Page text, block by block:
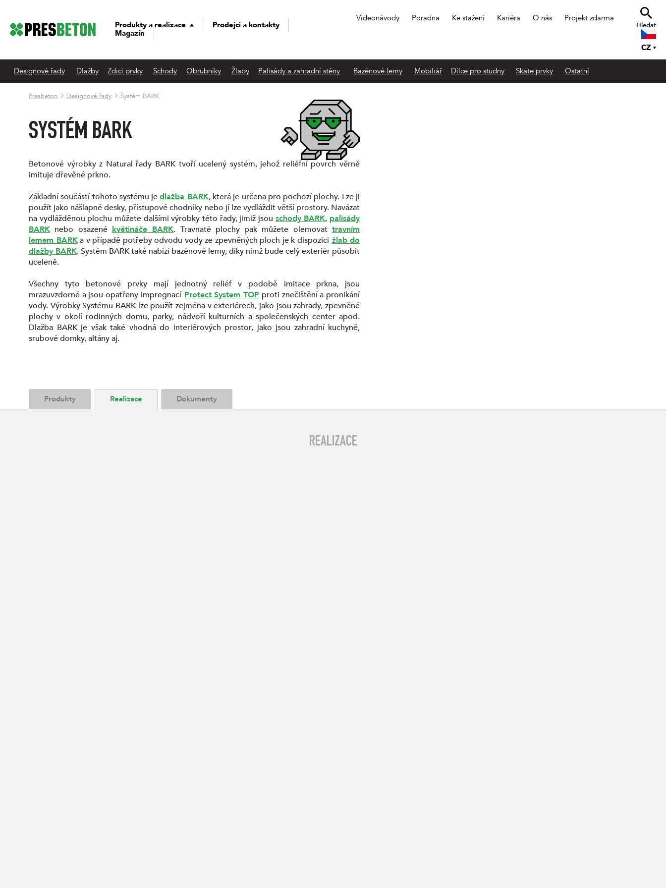
Produkty a realizace
Prodejci a kontakty
Magazín
Videonávody Poradna Ke stažení Kariéra O nás Projekt zdarma
Hledat
CZ
Designové řady Dlažby Zdicí prvky Schody Obrubníky Žlaby Palisády a zahradní stěny Bazénové lemy Mobiliář Dílce pro studny Skate prvky Ostatní
Presbeton Designové řady Systém BARK
SYSTÉM BARK
Betonové výrobky z Natural řady BARK tvoří ucelený systém, jehož reliéfní povrch věrně
imituje dřevěné prkno.
Základní součástí tohoto systému jedlažba BARK, která je určena pro pochozí plochy. Lze ji
použít jako nášlapné desky, přístupové chodníky nebo jí lze vydláždit větší prostory. Navázat
na vydlážděnou plochu můžete dalšími výrobky této řady, jimiž jsou schody BARK, palisády
BARK nebo osazené květináče BARK. Travnaté plochy pak můžete olemovattravním
lemem BARKa v případě potřeby odvodu vody ze zpevněných ploch je k dispozici žlab do
dlažby BARK. Systém BARK také nabízí bazénové lemy, díky nimž bude celý exteriér působit
uceleně.
Všechny tyto betonové prvky mají jednotný reliéf v podobě imitace prkna, jsou
mrazuvzdorné a jsou opatřeny impregnací Protect System TOP proti znečištění a pronikání
vody. Výrobky Systému BARK lze použít zejména v exteriérech, jako jsou zahrady, zpevněné
plochy v okolí rodinných domu, parky, nádvoří kulturních a společenských center apod.
Dlažba BARK je však také vhodná do interiérových prostor, jako jsou zahradní kuchyně,
srubové domky, altány aj.
Produkty Realizace Dokumenty
REALIZACE